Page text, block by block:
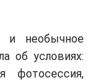
и необычное
об условиях:
фотосессия,